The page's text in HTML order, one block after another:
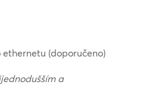
(doporučeno)
a